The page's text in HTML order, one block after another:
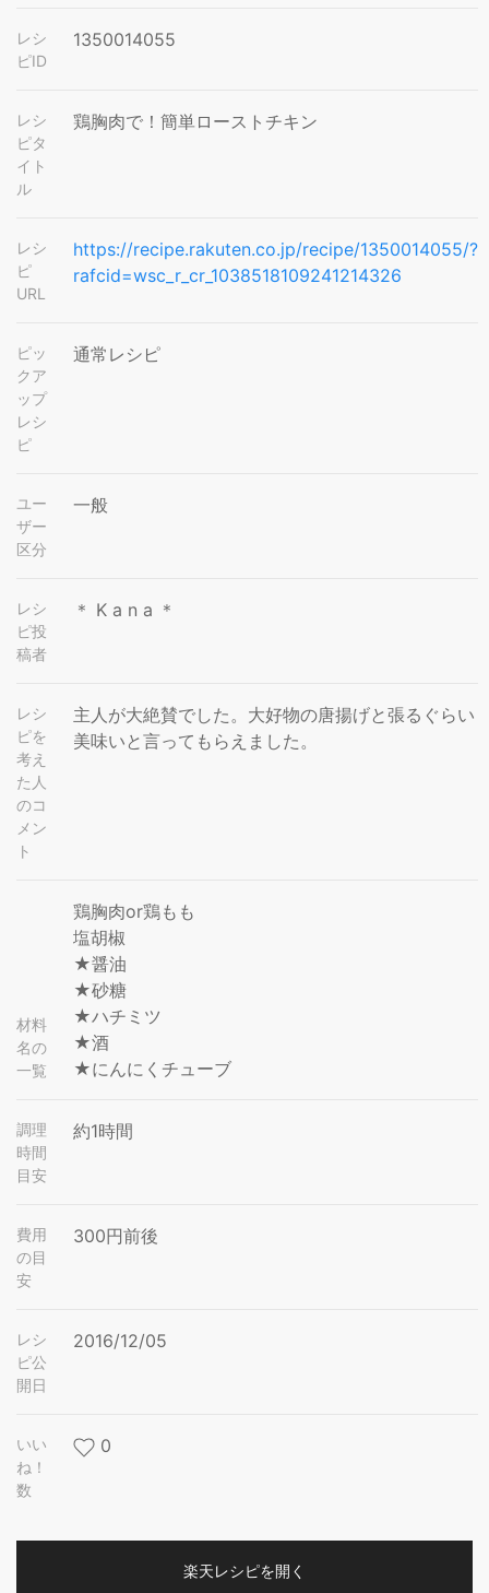
レシ
ピID
1350014055
レシ
ピタ
イト
ル
鶏胸肉で！簡単ローストチキン
レシ
ピ
URL
https://recipe.rakuten.co.jp/recipe/1350014055/?
rafcid=wsc_r_cr_1038518109241214326
ピッ
クア
ップ
レシ
ピ
通常レシピ
ユー
ザー
区分
一般
レシ
ピ投
稿者
＊ K a n a ＊
レシ
ピを
考え
た人
のコ
メン
ト
主人が大絶賛でした。大好物の唐揚げと張るぐらい
美味いと言ってもらえました。
材料
名の
一覧
鶏胸肉or鶏もも
塩胡椒
★醤油
★砂糖
★ハチミツ
★酒
★にんにくチューブ
調理
時間
目安
約1時間
費用
の目
安
300円前後
レシ
ピ公
開日
2016/12/05
いい
ね！
数
0
楽天レシピを開く